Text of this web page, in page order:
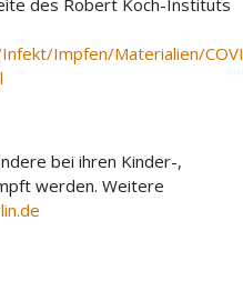
des Robert Koch-Instituts
Impfen/Materialien/
bei ihren Kinder-,
werden. Weitere